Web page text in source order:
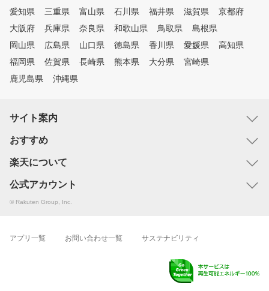
愛知県
三重県 富山県 石川県 福井県 滋賀県
京都府
大阪府
兵庫県 奈良県 和歌山県 鳥取県
島根県
岡山県
広島県 山口県 徳島県 香川県 愛媛県
高知県
福岡県
佐賀県 長崎県 熊本県 大分県
宮崎県
鹿児島県
沖縄県
サイト案内
おすすめ
楽天について
公式アカウント
© Rakuten Group, Inc.
アプリ一覧 お問い合わせ一覧 サステナビリティ